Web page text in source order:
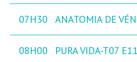
07H30 ANATOMIA DE
08H00 PURA VIDA-T07 E11